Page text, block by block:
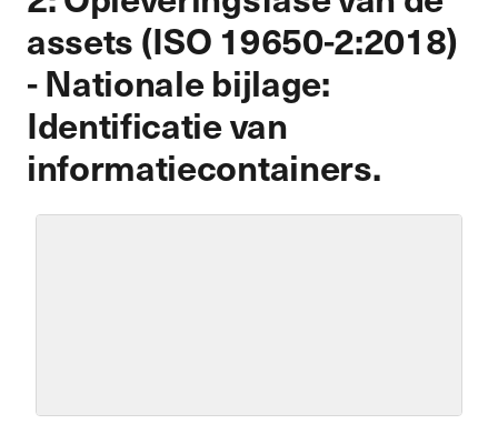
assets (ISO 19650-2:2018)
- Nationale bijlage:
Identificatie van
informatiecontainers.